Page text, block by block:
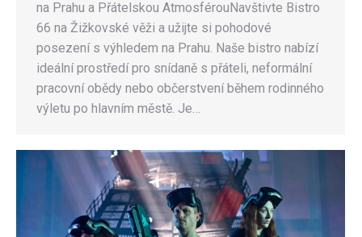
na Prahu a Přátelskou AtmosférouNavštivte Bistro
66 na Žižkovské věži a užijte si pohodové
posezení s výhledem na Prahu. Naše bistro nabízí
ideální prostředí pro snídaně s přáteli, neformální
pracovní obědy nebo občerstvení během rodinného
výletu po hlavním městě. Je…